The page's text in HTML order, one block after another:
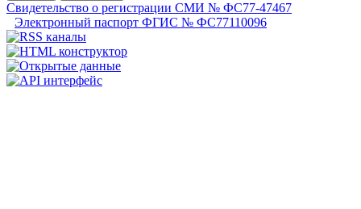
Свидетельство о регистрации СМИ № ФС77-47467
Электронный паспорт ФГИС № ФС77110096